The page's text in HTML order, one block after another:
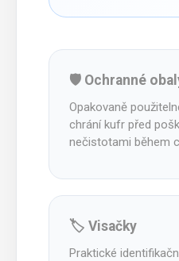
🛡️ Ochranné
Opakovaně
chrání kufr před
nečistotami během
🏷️ Visačky
Praktické